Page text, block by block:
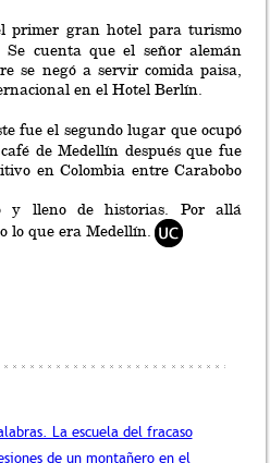
primer gran hotel para turismo
cuenta que el señor alemán
se negó a servir comida paisa,
en el Hotel Berlín.
fue el segundo lugar que ocupó
de Medellín después que fue
en Colombia entre Carabobo
y lleno de historias. Por allá
lo que era Medellín.
La escuela del fracaso
de un montañero en el